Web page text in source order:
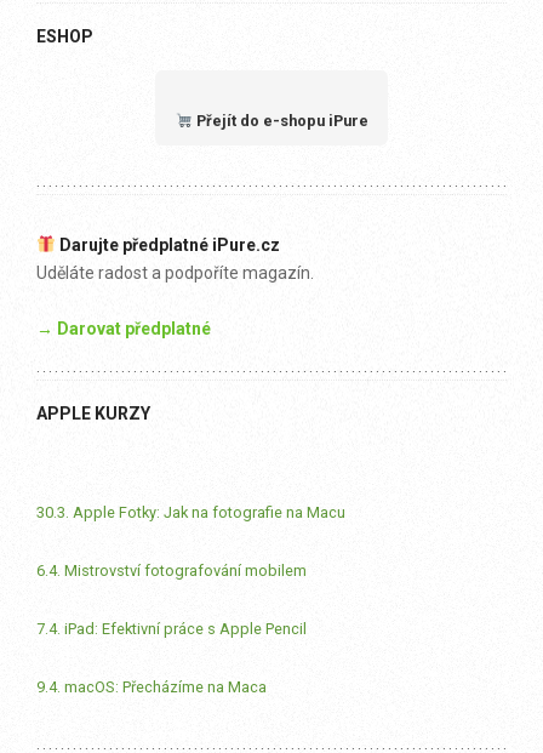
ESHOP
Přejít do e-shopu iPure
Darujte předplatné iPure.cz
Uděláte radost a podpoříte magazín.
→ Darovat předplatné
APPLE KURZY
30.3. Apple Fotky: Jak na fotografie na Macu
6.4. Mistrovství fotografování mobilem
7.4. iPad: Efektivní práce s Apple Pencil
9.4. macOS: Přecházíme na Maca